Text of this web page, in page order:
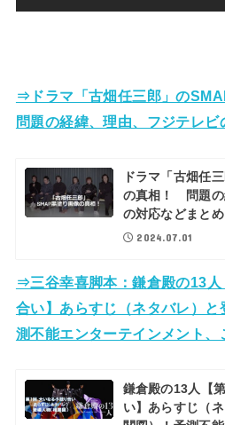
⇒ドラマ「古畑任三郎」の
問題の経緯、理由、フジテレビ
ドラマ「古畑任
の真相！ 問題の
の対応などまとめ
2024.07.01
⇒三谷幸喜脚本：鎌倉殿の13人
合い】あらすじ（ネタバレ）
測不能エンターテインメント、
鎌倉殿の13人【
い】あらすじ（